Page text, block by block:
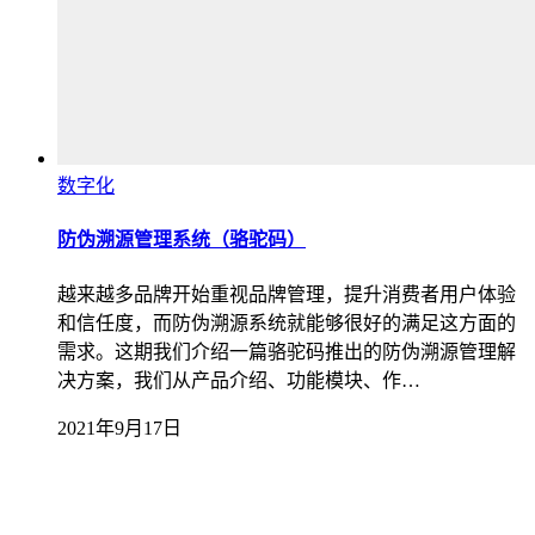
数字化
防伪溯源管理系统（骆驼码）
越来越多品牌开始重视品牌管理，提升消费者用户体验
和信任度，而防伪溯源系统就能够很好的满足这方面的
需求。这期我们介绍一篇骆驼码推出的防伪溯源管理解
决方案，我们从产品介绍、功能模块、作…
2021年9月17日